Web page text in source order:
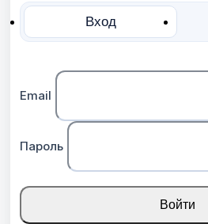
Вход
Email
Пароль
Войти